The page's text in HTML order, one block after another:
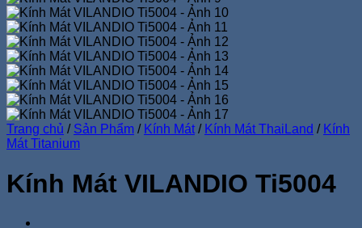
Trang chủ / Sản Phẩm / Kính Mát / Kính Mát ThaiLand / Kính
Mát Titanium
Kính Mát VILANDIO Ti5004